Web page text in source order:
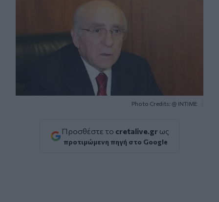
Photo Credits: @ ΙΝΤΙΜΕ
Προσθέστε το cretalive.gr ως
προτιμώμενη πηγή στο Google